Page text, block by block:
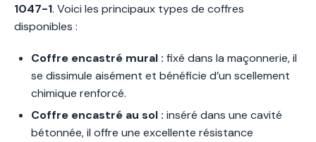
1047-1. Voici les principaux types de coffres
disponibles :
Coffre encastré mural : fixé dans la maçonnerie, il
se dissimule aisément et bénéficie d’un scellement
chimique renforcé.
Coffre encastré au sol : inséré dans une cavité
bétonnée, il offre une excellente résistance